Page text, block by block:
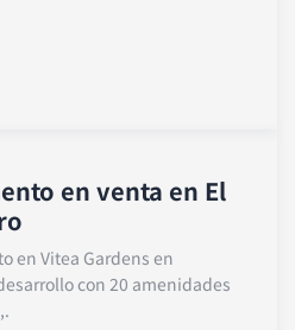
en venta en El
en Vitea Gardens en
con 20 amenidades